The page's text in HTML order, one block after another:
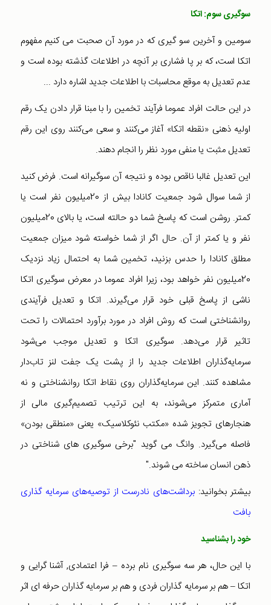
سوگیری سوم: اتکا
سومین و آخرین سو گیری که در مورد آن صحبت می کنیم مفهوم
اتکا است، که بر پا فشاری بر آنچه در اطلاعات گذشته بوده است و
عدم تعدیل به موقع محاسبات با اطلاعات جدید اشاره دارد ...
در این حالت افراد عموما فرآیند تخمین را با مبنا قرار دادن یک رقم
اولیه ذهنی «نقطه اتکا» آغاز می‌کنند و سعی می‌کنند روی این رقم
تعدیل مثبت یا منفی مورد نظر را انجام دهند.
این تعدیل غالبا ناقص بوده و نتیجه آن سوگیرانه است. فرض کنید
از شما سوال شود جمعیت کانادا بیش از 20‌میلیون نفر است یا
کمتر. روشن است که پاسخ شما دو حالته است، یا بالای 20‌میلیون
نفر و یا کمتر از آن. حال اگر از شما خواسته شود میزان جمعیت
مطلق کانادا را حدس بزنید، تخمین شما به احتمال زیاد نزدیک
20‌میلیون نفر خواهد بود، زیرا افراد عموما در معرض سوگیری اتکا
ناشی از پاسخ قبلی خود قرار می‌گیرند. اتکا و تعدیل فرآیندی
روانشناختی است که روش افراد در مورد برآورد احتمالات را تحت
تاثیر قرار می‌دهد. سوگیری اتکا و تعدیل موجب می‌شود
سرمایه‌گذاران اطلاعات جدید را از پشت یک جفت لنز تاب‌دار
مشاهده کنند. این سرمایه‌گذاران روی نقاط اتکا روانشناختی و نه
آماری متمرکز می‌شوند، به این ترتیب تصمیم‌گیری مالی از
هنجارهای تجویز شده «مکتب نئوکلاسیک» یعنی «منطقی بودن»
فاصله می‌گیرد. وانگ می گوید "برخی سوگیری های شناختی در
ذهن انسان ساخته می شوند."
بیشتر بخوانید: برداشت‌های نادرست از توصیه‌های‌ سرمایه گذاری
بافت
خود را بشناسید
با این حال، هر سه سوگیری نام برده – فرا اعتمادی, آشنا گرایی و
اتکا – هم بر سرمایه گذاران فردی و هم بر سرمایه گذاران حرفه ای اثر